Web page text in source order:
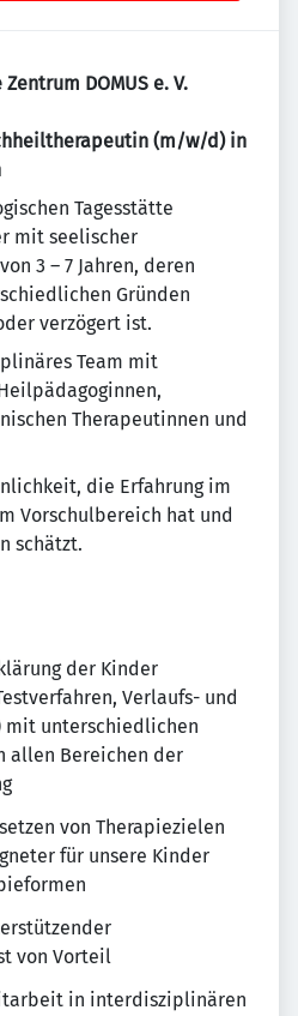
DOMUS e. V.
(m/w/d) in
Tagesstätte
mit seelischer
3 – 7 Jahren, deren
Gründen
verzögert ist.
Team mit
Therapeutinnen und
die Erfahrung im
Vorschulbereich hat und
schätzt.
der Kinder
Verlaufs- und
mit unterschiedlichen
allen Bereichen der
von Therapiezielen
für unsere Kinder
von Vorteil
in interdisziplinären